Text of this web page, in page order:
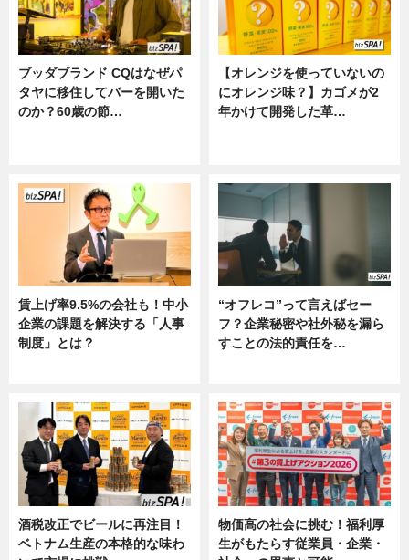
ブッダブランド CQはなぜパ
タヤに移住してバーを開いた
のか？60歳の節…
【オレンジを使っていないの
にオレンジ味？】カゴメが2
年かけて開発した革…
賃上げ率9.5%の会社も！中小
企業の課題を解決する「人事
制度」とは？
“オフレコ”って言えばセー
フ？企業秘密や社外秘を漏ら
すことの法的責任を…
酒税改正でビールに再注目！
ベトナム生産の本格的な味わ
物価高の社会に挑む！福利厚
生がもたらす従業員・企業・